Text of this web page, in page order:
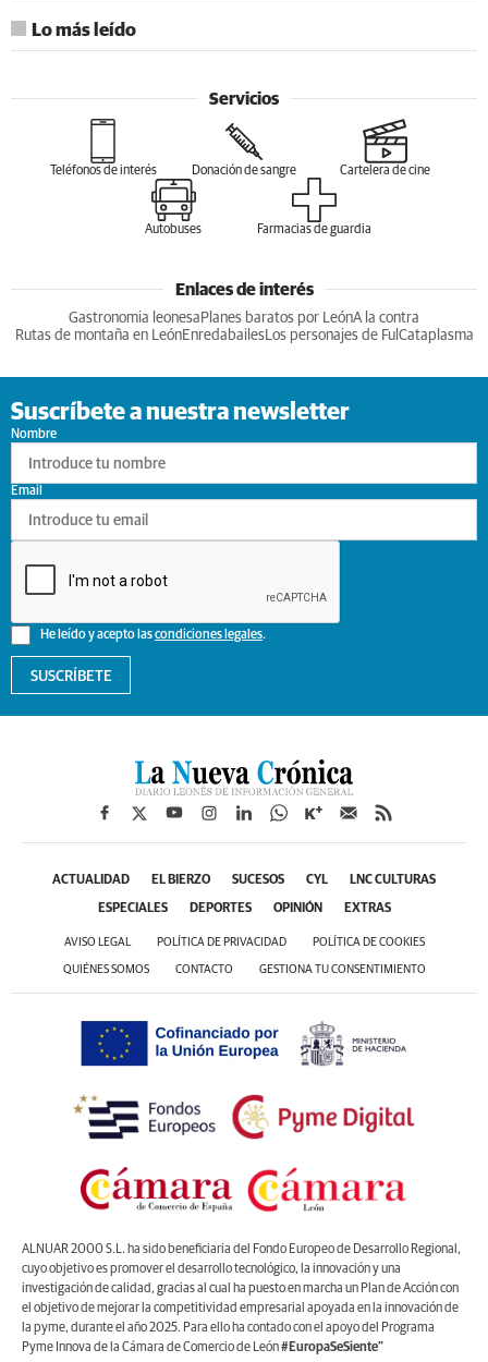
Lo más leído
Servicios
Teléfonos de interés Donación de sangre Cartelera de cine
Autobuses Farmacias de guardia
Enlaces de interés
Gastronomia leonesa Planes baratos por LeónA la contra
Rutas de montaña en LeónEnredabailesLos personajes de Ful Cataplasma
Suscríbete a nuestra newsletter
Nombre
He leído y acepto lascondiciones legales.
Email
SUSCRÍBETE
ACTUALIDAD EL BIERZO SUCESOS CYL LNC CULTURAS
ESPECIALES DEPORTES OPINIÓN EXTRAS
AVISO LEGAL POLÍTICA DE PRIVACIDAD POLÍTICA DE COOKIES
QUIÉNES SOMOS CONTACTO GESTIONA TU CONSENTIMIENTO
ALNUAR 2000 S.L. ha sido beneficiaria del Fondo Europeo de Desarrollo Regional,
cuyo objetivo es promover el desarrollo tecnológico, la innovación y una
investigación de calidad, gracias al cual ha puesto en marcha un Plan de Acción con
el objetivo de mejorar la competitividad empresarial apoyada en la innovación de
la pyme, durante el año 2025. Para ello ha contado con el apoyo del Programa
Pyme Innova de la Cámara de Comercio de León#EuropaSeSiente”